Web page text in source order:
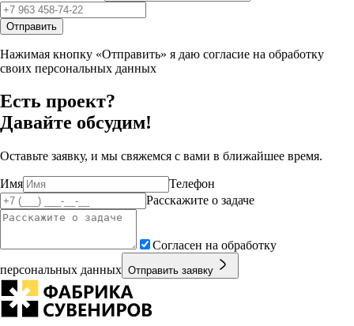
Отправить
Нажимая кнопку «Отправить» я даю согласие на обработку
своих персональных данных
Есть проект?
Давайте обсудим!
Оставьте заявку, и мы свяжемся с вами в ближайшее время.
Имя
Телефон
Расскажите о задаче
Согласен на обработку
персональных данных Отправить заявку